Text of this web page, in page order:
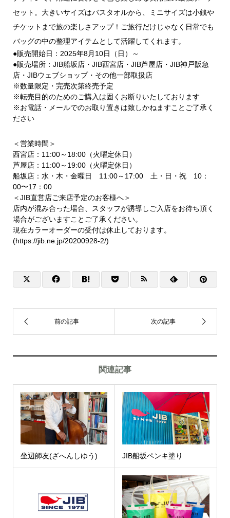
セット。大きいサイズはバスタオルから、ミニサイズは小銭や
チケットまで旅の楽しさアップ！ご旅行だけじゃなく日常でも
バッグの中の整理アイテムとして活躍してくれます。
●販売開始日：2025年8月10日（日）～
●販売場所：JIB船坂店・JIB西宮店・JIB芦屋店・JIB神戸阪急
店・JIBウェブショップ・その他一部取扱店
※数量限定・完売次第終売予定
※転売目的のためのご購入は固くお断りいたしております
※お電話・メールでのお取り置きは致しかねますことご了承く
ださい
＜営業時間＞
西宮店：11:00～18:00（火曜定休日）
芦屋店：11:00～19:00（火曜定休日）
船坂店：水・木・金曜日 11:00～17:00 土・日・祝 10：
00〜17：00
＜JIB直営店ご来店予定のお客様へ＞
店内が混み合った場合、スタッフが誘導しご入店をお待ち頂く
場合がございますことご了承ください。
現在カラーオーダーの受付は休止しております。
(https://jib.ne.jp/20200928-2/)
関連記事
坐辺師友(ざへんしゆう) JIB船坂ペンキ塗り